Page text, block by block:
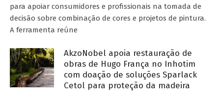
para apoiar consumidores e profissionais na tomada de
decisão sobre combinação de cores e projetos de pintura.
A ferramenta reúne
AkzoNobel apoia restauração de
obras de Hugo França no Inhotim
com doação de soluções Sparlack
Cetol para proteção da madeira